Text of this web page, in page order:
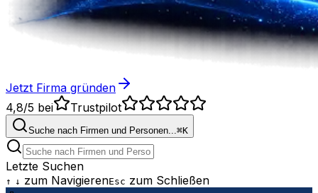
Jetzt Firma gründen
4,8/5 bei Trustpilot
Suche nach Firmen und Personen...⌘K
Letzte Suchen
↑ ↓ zum NavigierenEsc zum Schließen